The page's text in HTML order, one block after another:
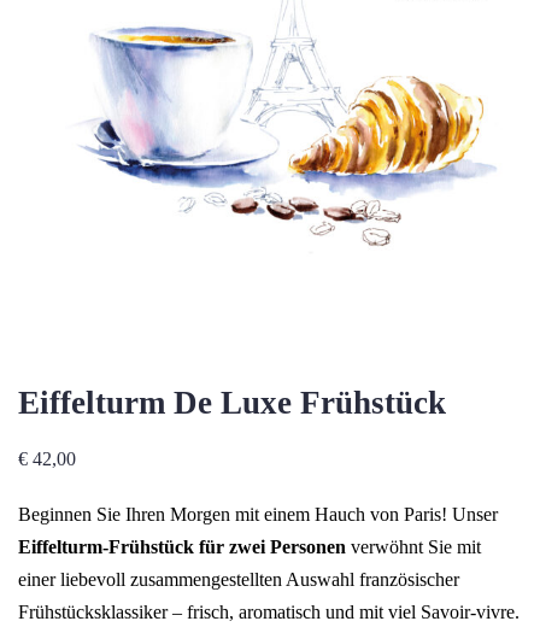
Eiffelturm De Luxe Frühstück
€ 42,00
Beginnen Sie Ihren Morgen mit einem Hauch von Paris! Unser
Eiffelturm-Frühstück für zwei Personen verwöhnt Sie mit
einer liebevoll zusammengestellten Auswahl französischer
Frühstücksklassiker – frisch, aromatisch und mit viel Savoir-vivre.